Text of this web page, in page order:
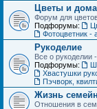
Цветы и
Форум для
Подфорумы:
Рукоделие
Все о рукоделии
Подфорумы:
Жизнь
Отношения в